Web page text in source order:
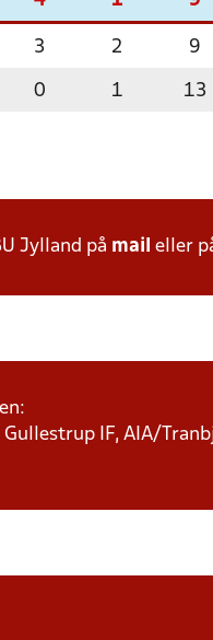
3 2 9
0 1 13
Jylland på mail eller
IF, AIA/